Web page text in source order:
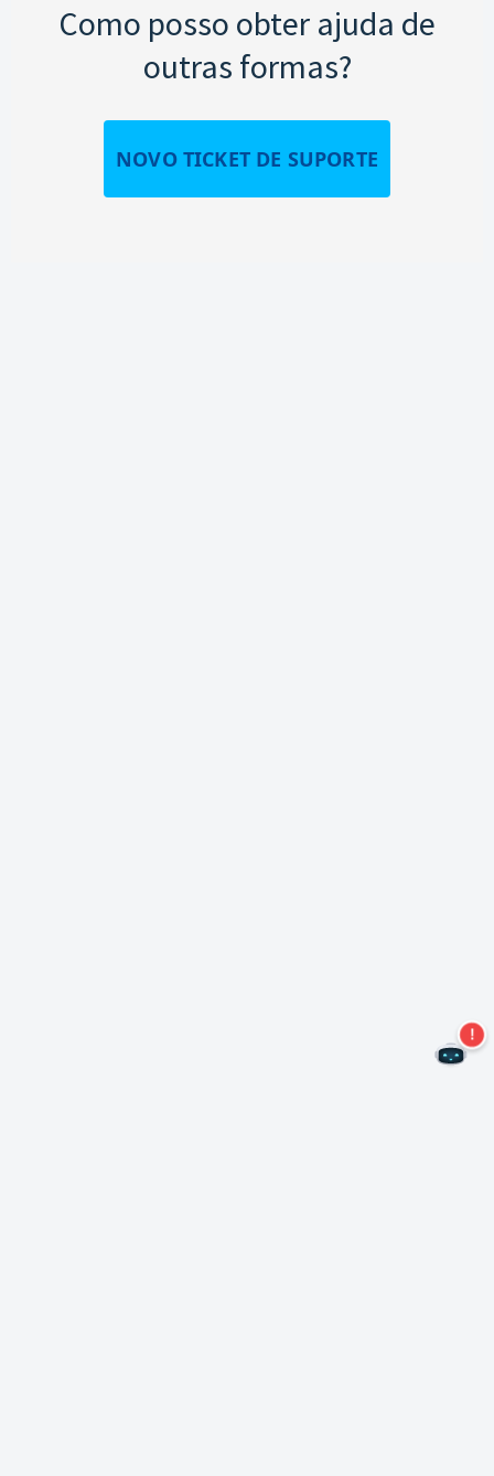
Como posso obter ajuda de
outras formas?
NOVO TICKET DE SUPORTE